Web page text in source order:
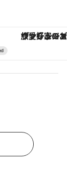
【夏限定ディナーコース】旬を